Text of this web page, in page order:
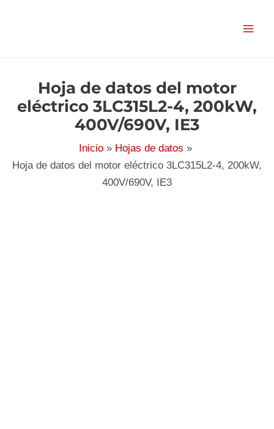
Hoja de datos del motor
eléctrico 3LC315L2-4, 200kW,
400V/690V, IE3
Inicio
Hojas de datos
Hoja de datos del motor eléctrico 3LC315L2-4, 200kW,
400V/690V, IE3